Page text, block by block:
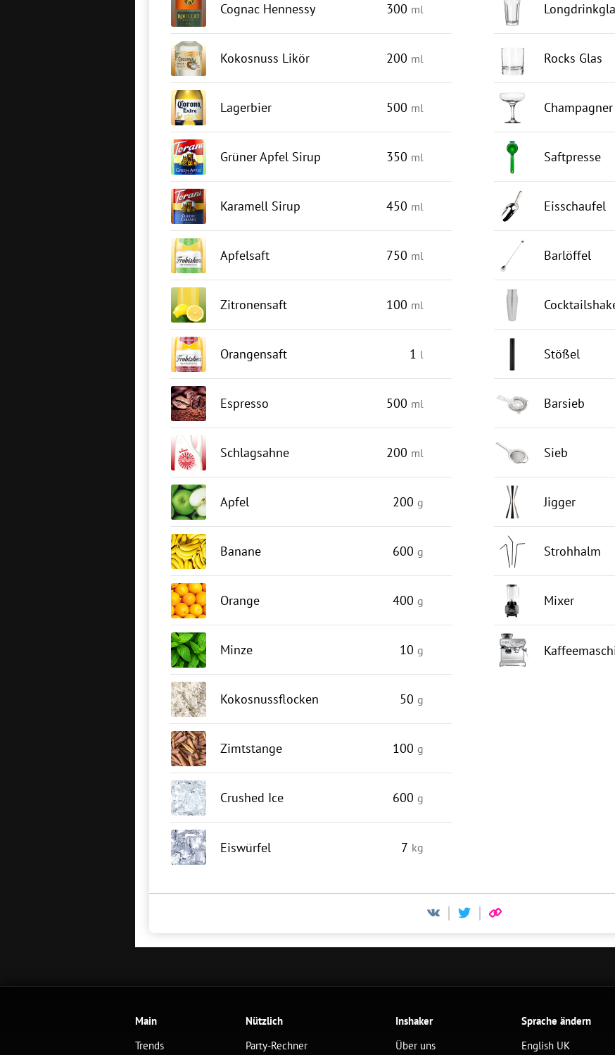
Cognac Hennessy 300 ml
Kokosnuss Likör 200 ml
Lagerbier 500 ml
Grüner Apfel Sirup 350 ml
Karamell Sirup 450 ml
Apfelsaft 750 ml
Zitronensaft 100 ml
Orangensaft 1 l
Espresso 500 ml
Schlagsahne 200 ml
Apfel 200 g
Banane 600 g
Orange 400 g
Minze 10 g
Kokosnussflocken 50 g
Zimtstange 100 g
Crushed Ice 600 g
Eiswürfel 7 kg
Rocks Glas
Saftpresse
Eisschaufel
Barlöffel
Stößel
Barsieb
Sieb
Jigger
Strohhalm
Mixer
Main
Trends
Nützlich
Party-Rechner
Inshaker
Über uns
Sprache ändern
English UK